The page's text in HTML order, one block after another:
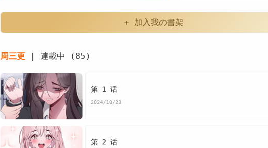
大企业有什么特点 大企业的诅咒 大企业的规模 小企业的灵魂
大企业小企业管理者角色 韩漫大企业里的小秘密是什么
韩漫大企业里的小秘密
大企业里的小秘密漫画免费 看大企业里的小秘密漫画末删减版
大企业里的小秘密免费
大企业里的小秘密漫画汗汗漫画
+ 加入我の書架
周三更 | 連載中 (85)
第 1 话
2024/10/23
第 2 话